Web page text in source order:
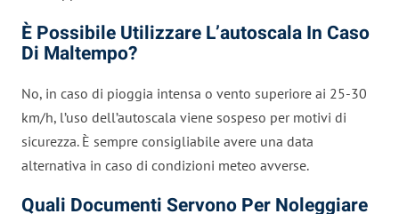
È Possibile Utilizzare L’autoscala In Caso
Di Maltempo?
No, in caso di pioggia intensa o vento superiore ai 25-30
km/h, l’uso dell’autoscala viene sospeso per motivi di
sicurezza. È sempre consigliabile avere una data
alternativa in caso di condizioni meteo avverse.
Quali Documenti Servono Per Noleggiare